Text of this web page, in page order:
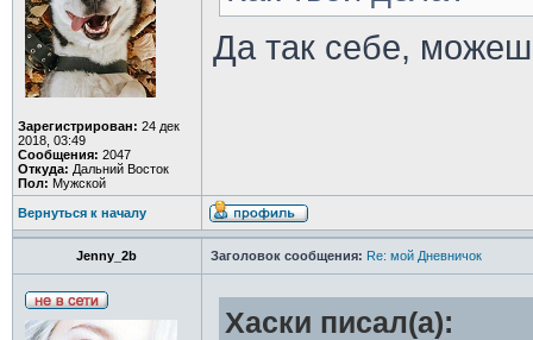
Зарегистрирован: 24 дек
2018, 03:49
Сообщения: 2047
Откуда: Дальний Восток
Пол: Мужской
Да так себе,
Вернуться к началу
Jenny_2b Заголовок сообщения: Re: мой Дневничок
Хаски писал(а):